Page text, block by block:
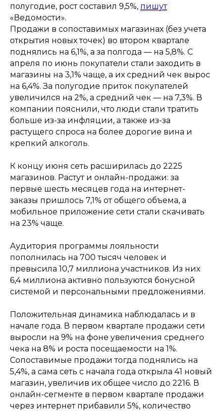
полугодие, рост составил 9,5%, пишут
«Ведомости».
Продажи в сопоставимых магазинах (без учета
открытия новых точек) во втором квартале
поднялись на 6,1%, а за полгода — на 5,8%. С
апреля по июнь покупатели стали заходить в
магазины на 3,1% чаще, а их средний чек вырос
на 6,4%. За полугодие приток покупателей
увеличился на 2%, а средний чек — на 7,3%. В
компании пояснили, что люди стали тратить
больше из-за инфляции, а также из-за
растущего спроса на более дорогие вина и
крепкий алкоголь.
К концу июня сеть расширилась до 2225
магазинов. Растут и онлайн-продажи: за
первые шесть месяцев года на интернет-
заказы пришлось 7,1% от общего объема, а
мобильное приложение сети стали скачивать
на 23% чаще.
Аудитория программы лояльности
пополнилась на 700 тысяч человек и
превысила 10,7 миллиона участников. Из них
6,4 миллиона активно пользуются бонусной
системой и персональными предложениями.
Положительная динамика наблюдалась и в
начале года. В первом квартале продажи сети
выросли на 9% на фоне увеличения среднего
чека на 8% и роста посещаемости на 1%.
Сопоставимые продажи тогда поднялись на
5,4%, а сама сеть с начала года открыла 41 новый
магазин, увеличив их общее число до 2216. В
онлайн-сегменте в первом квартале продажи
через интернет прибавили 5%, количество